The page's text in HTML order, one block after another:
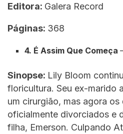
Editora: Galera Record
Páginas: 368
4. É Assim Que Começa
Sinopse: Lily Bloom
floricultura. Seu ex-marido
um cirurgião, mas agora os
oficialmente divorciados e
filha, Emerson. Culpando